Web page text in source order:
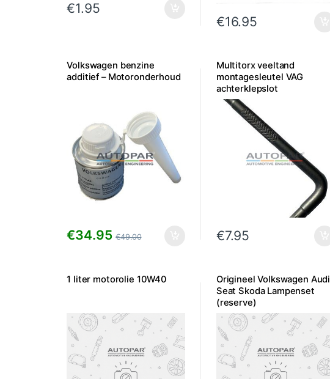
€1.95
€16.95
Volkswagen benzine
additief – Motoronderhoud
€34.95 €49.00
Multitorx veeltand
montagesleutel VAG
achterklepslot
€7.95
1 liter motorolie 10W40
Origineel Volkswagen Audi
Seat Skoda Lampenset
(reserve)